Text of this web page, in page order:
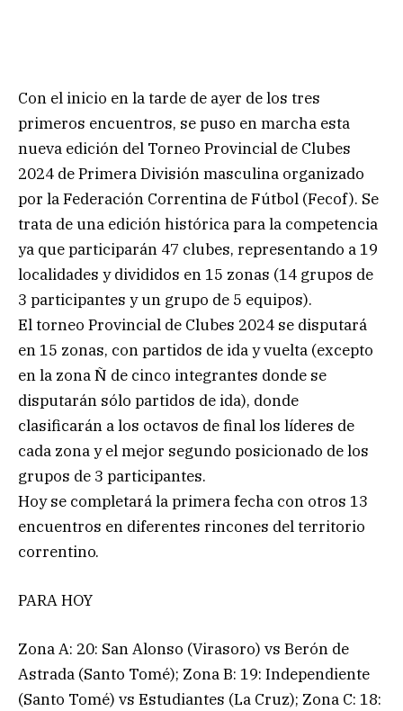
Con el inicio en la tarde de ayer de los tres
primeros encuentros, se puso en marcha esta
nueva edición del Torneo Provincial de Clubes
2024 de Primera División masculina organizado
por la Federación Correntina de Fútbol (Fecof). Se
trata de una edición histórica para la competencia
ya que participarán 47 clubes, representando a 19
localidades y divididos en 15 zonas (14 grupos de
3 participantes y un grupo de 5 equipos).
El torneo Provincial de Clubes 2024 se disputará
en 15 zonas, con partidos de ida y vuelta (excepto
en la zona Ñ de cinco integrantes donde se
disputarán sólo partidos de ida), donde
clasificarán a los octavos de final los líderes de
cada zona y el mejor segundo posicionado de los
grupos de 3 participantes.
Hoy se completará la primera fecha con otros 13
encuentros en diferentes rincones del territorio
correntino.
PARA HOY
Zona A: 20: San Alonso (Virasoro) vs Berón de
Astrada (Santo Tomé); Zona B: 19: Independiente
(Santo Tomé) vs Estudiantes (La Cruz); Zona C: 18: